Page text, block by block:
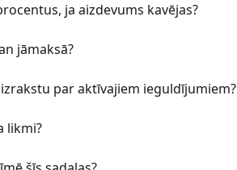
ja aizdevums kavējas?
jāmaksā?
par aktīvajiem ieguldījumiem?
likmi?